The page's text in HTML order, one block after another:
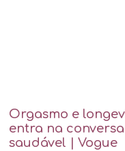
Orgasmo e
entra na
saudável | Vogue